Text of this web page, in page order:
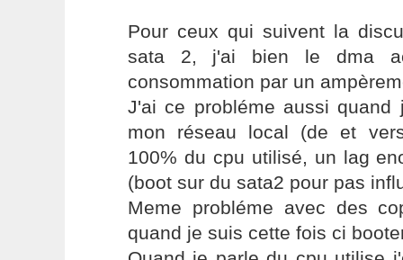
Pour ceux qui suivent la
sata 2, j'ai bien le dma
consommation par un
J'ai ce probléme aussi
mon réseau local (de et
100% du cpu utilisé, un lag
(boot sur du sata2 pour pas
Meme probléme avec des
quand je suis cette fois ci